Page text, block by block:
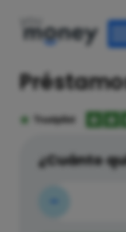
¿Cuánto